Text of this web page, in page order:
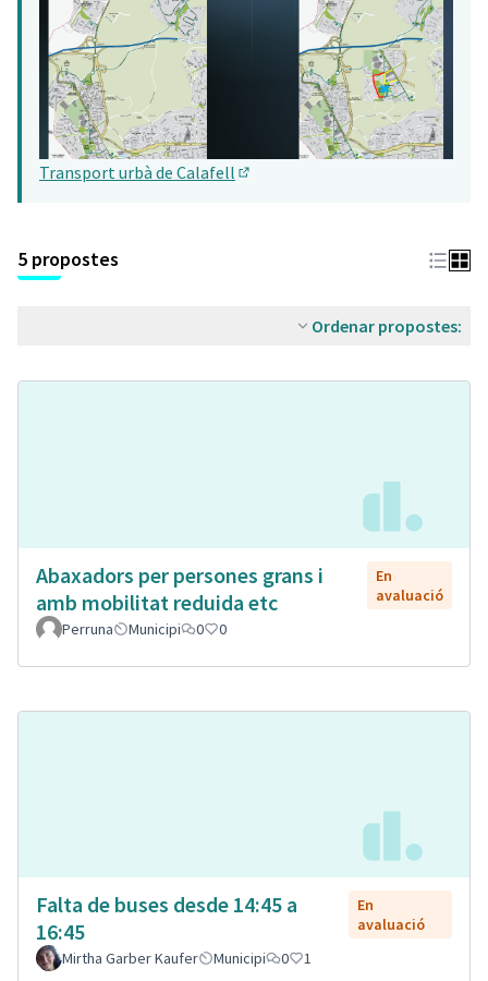
Transport urbà de Calafell
5 propostes
Ordenar propostes:
Abaxadors per persones grans i
amb mobilitat reduida etc
En
avaluació
Perruna
Municipi 0 0
Falta de buses desde 14:45 a
16:45
En
avaluació
Mirtha Garber Kaufer
Municipi 0 1